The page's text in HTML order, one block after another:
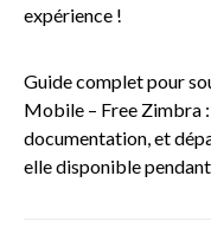
expérience !
Guide complet pour
Mobile – Free Zimbra
documentation, et
elle disponible